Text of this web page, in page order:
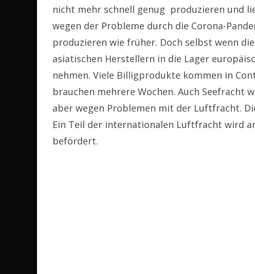
nicht mehr schnell genug produzieren und
wegen der Probleme durch die Corona-
produzieren wie früher. Doch selbst wenn
asiatischen Herstellern in die Lager
nehmen. Viele Billigprodukte kommen in
brauchen mehrere Wochen. Auch Seefracht
aber wegen Problemen mit der Luftfracht.
Ein Teil der internationalen Luftfracht wird
befördert.